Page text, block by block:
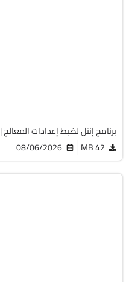
برنامج إنتل لضبط إعدادات المعالج | Intel Extreme Tuning Utility
42 MB
08/06/2026